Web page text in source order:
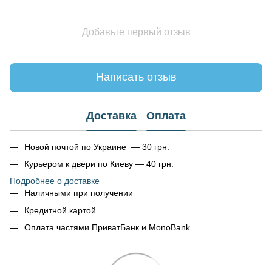
Добавьте первый отзыв
Написать отзыв
Доставка Оплата
Новой почтой по Украине — 30 грн.
Курьером к двери по Киеву — 40 грн.
Подробнее о доставке
Наличными при получении
Кредитной картой
Оплата частями ПриватБанк и MonoBank